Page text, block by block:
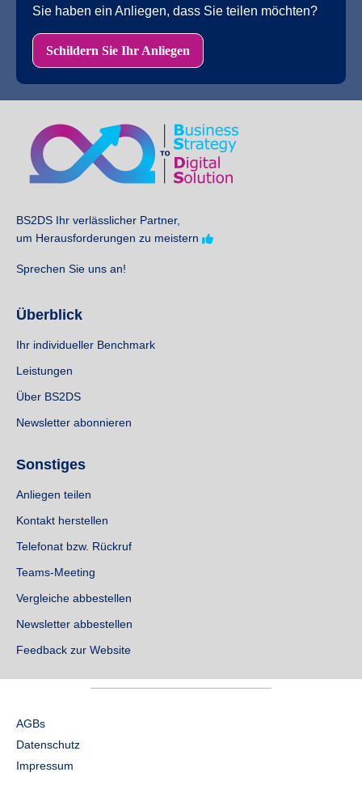
Sie haben ein Anliegen, dass Sie teilen möchten?
Schildern Sie Ihr Anliegen
BS2DS Ihr verlässlicher Partner,
um Herausforderungen zu meistern
Sprechen Sie uns an!
Überblick
Ihr individueller Benchmark
Leistungen
Über BS2DS
Newsletter abonnieren
Sonstiges
Anliegen teilen
Kontakt herstellen
Telefonat bzw. Rückruf
Teams-Meeting
Vergleiche abbestellen
Newsletter abbestellen
Feedback zur Website
AGBs
Datenschutz
Impressum